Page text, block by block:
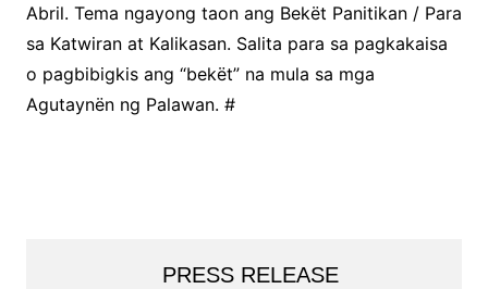
Abril. Tema ngayong taon ang Bekët Panitikan / Para
sa Katwiran at Kalikasan. Salita para sa pagkakaisa
o pagbibigkis ang “bekët” na mula sa mga
Agutaynën ng Palawan. #
PRESS RELEASE